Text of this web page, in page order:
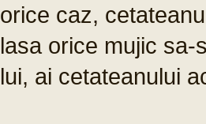
orice caz,
lasa orice mujic sa-
lui, ai cetateanului